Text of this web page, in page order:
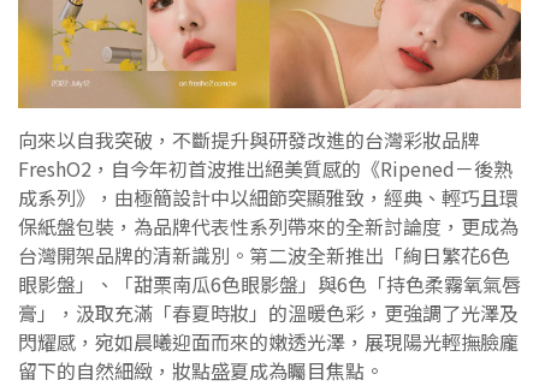
向來以自我突破，不斷提升與研發改進的台灣彩妝品牌
FreshO2，自今年初首波推出絕美質感的《Ripened－後熟
成系列》，由極簡設計中以細節突顯雅致，經典、輕巧且環
保紙盤包裝，為品牌代表性系列帶來的全新討論度，更成為
台灣開架品牌的清新識別。第二波全新推出「絢日繁花6色
眼影盤」、「甜栗南瓜6色眼影盤」與6色「持色柔霧氧氣唇
膏」，汲取充滿「春夏時妝」的溫暖色彩，更強調了光澤及
閃耀感，宛如晨曦迎面而來的嫩透光澤，展現陽光輕撫臉龐
留下的自然細緻，妝點盛夏成為矚目焦點。